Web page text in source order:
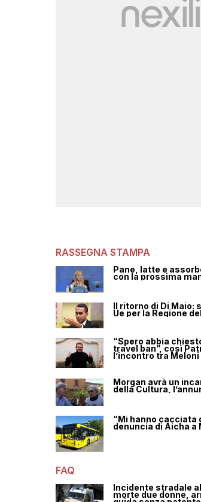
RASSEGNA STAMPA
Pane, latte e
con la prossima
Il ritorno di Di Maio:
Ue per la Regione
“Spero abbia
travel ban”, così
l’incontro tra
Morgan avrà un
della Cultura,
“Mi hanno cacciata
denuncia di Aicha a
FAQ
Incidente stradale
morte due donne,